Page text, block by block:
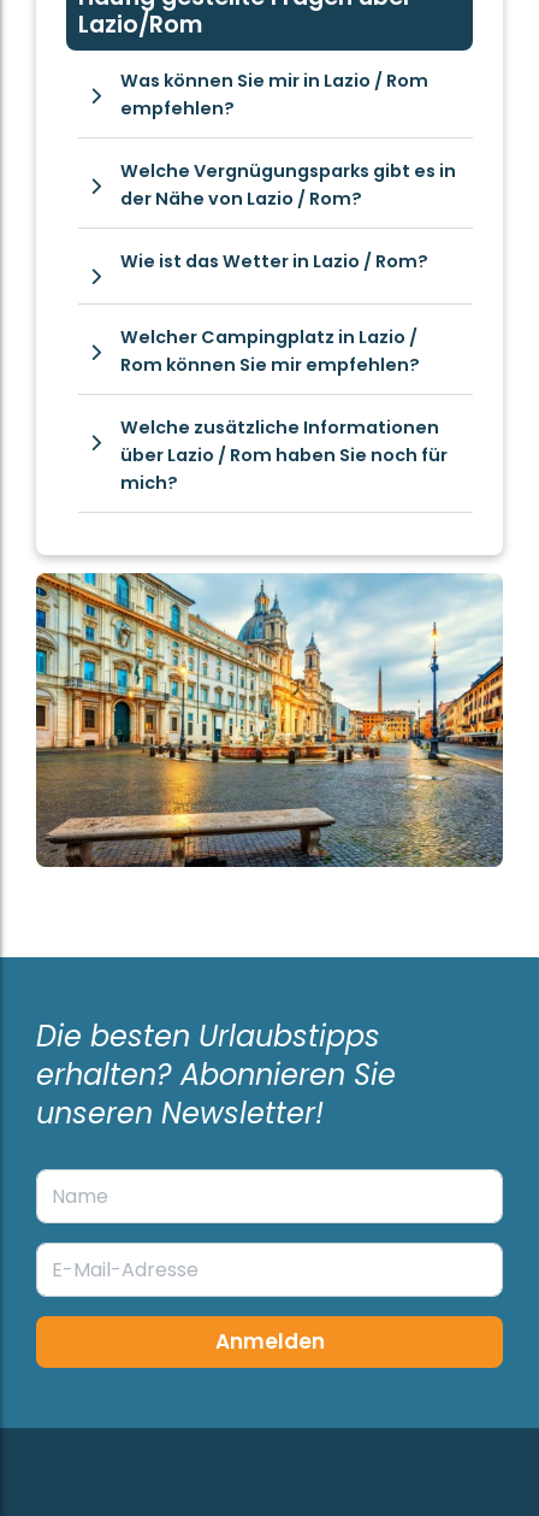
Lazio/Rom
Was können Sie mir in Lazio / Rom
empfehlen?
Welche Vergnügungsparks gibt es in
der Nähe von Lazio / Rom?
Wie ist das Wetter in Lazio / Rom?
Welcher Campingplatz in Lazio /
Rom können Sie mir empfehlen?
Welche zusätzliche Informationen
über Lazio / Rom haben Sie noch für
mich?
Die besten Urlaubstipps
erhalten? Abonnieren Sie
unseren Newsletter!
Anmelden